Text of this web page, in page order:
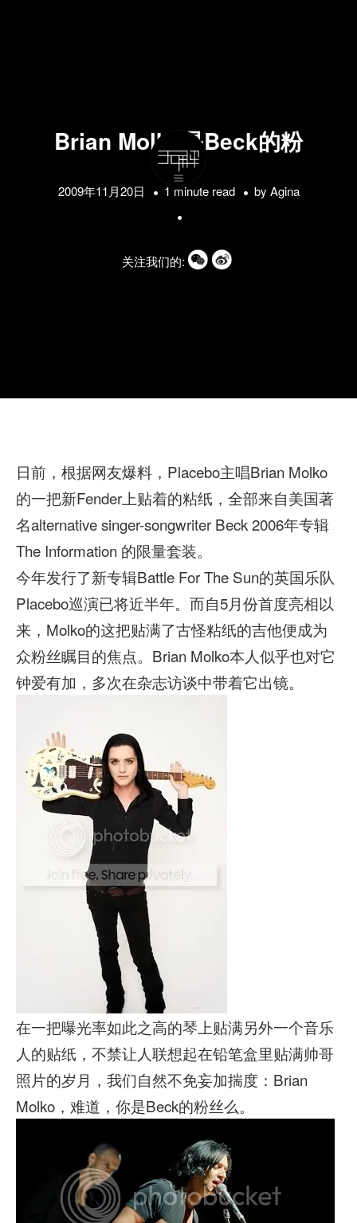
Brian Molko是Beck的粉
丝？
2009年11月20日 1 minute read by Agina
关注我们的:
日前，根据网友爆料，Placebo主唱Brian Molko
的一把新Fender上贴着的粘纸，全部来自美国著
名alternative singer-songwriter Beck 2006年专辑
The Information 的限量套装。
今年发行了新专辑Battle For The Sun的英国乐队
Placebo巡演已将近半年。而自5月份首度亮相以
来，Molko的这把贴满了古怪粘纸的吉他便成为
众粉丝瞩目的焦点。Brian Molko本人似乎也对它
钟爱有加，多次在杂志访谈中带着它出镜。
在一把曝光率如此之高的琴上贴满另外一个音乐
人的贴纸，不禁让人联想起在铅笔盒里贴满帅哥
照片的岁月，我们自然不免妄加揣度：Brian
Molko，难道，你是Beck的粉丝么。